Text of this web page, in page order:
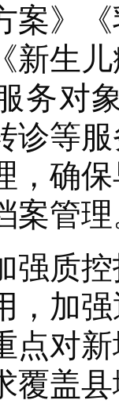
案》
新生
务对
诊等
，确
案管
质控
，加
点对
覆盖